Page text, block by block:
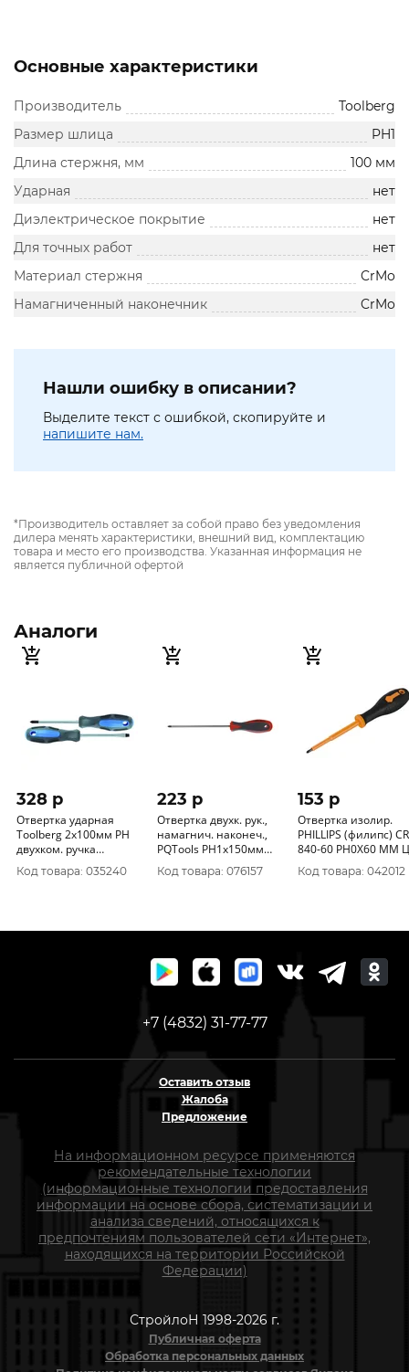
Основные характеристики
Производитель
Toolberg
Размер шлица
PH1
Длина стержня, мм
100 мм
Ударная
нет
Диэлектрическое покрытие
нет
Для точных работ
нет
Материал стержня
CrMo
Намагниченный наконечник
CrMo
Нашли ошибку в описании?
Выделите текст с ошибкой, скопируйте и
напишите нам.
*Производитель оставляет за собой право без уведомления
дилера менять характеристики, внешний вид, комплектацию
товара и место его производства. Указанная информация не
является публичной офертой
Аналоги
328 p
Отвертка ударная
Toolberg 2х100мм PH
двухком. ручка
3101131
Код товара: 035240
223 p
Отвертка двухк. рук.,
намагнич. наконеч.,
PQTools PH1х150мм
3101411
Код товара: 076157
153 p
Отвертка изолир.
PHILLIPS (филипс)
840-60 РН0Х60 ММ
Код товара: 042012
+7 (4832) 31-77-77
Оставить отзыв
Жалоба
Предложение
На информационном ресурсе применяются
рекомендательные технологии
(информационные технологии предоставления
информации на основе сбора, систематизации и
анализа сведений, относящихся к
предпочтениям пользователей сети «Интернет»,
находящихся на территории Российской
Федерации)
СтройлоН 1998-2026 г.
Публичная оферта
Обработка персональных данных